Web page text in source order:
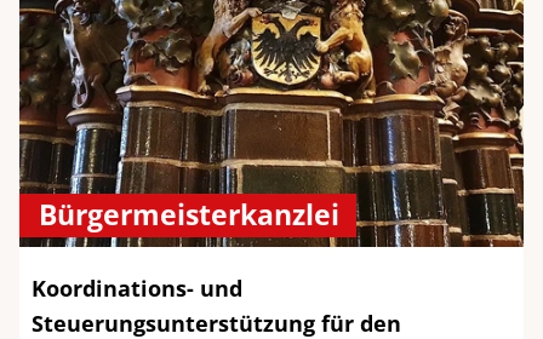
Bürgermeisterkanzlei
Koordinations- und
Steuerungsunterstützung für den